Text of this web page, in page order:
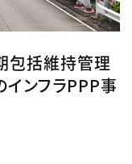
包括維持管理
ンフラPPP事